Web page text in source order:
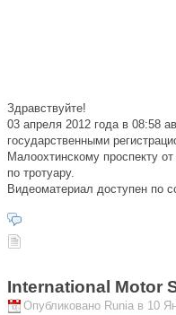
Здравствуйте!
03 апреля 2012 года в 08:58
государственными
Малоохтинскому проспекту
по тротуару.
Видеоматериал доступен по
International Motor
Опубликовано Runia в 10